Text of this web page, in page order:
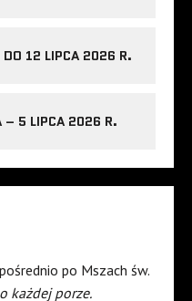
DO 12 LIPCA 2026 R.
– 5 LIPCA 2026 R.
po Mszach św.
każdej porze.